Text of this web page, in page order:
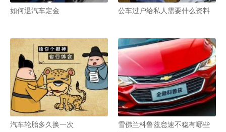
如何退汽车定金 公车过户给私人需要什么资料
汽车轮胎多久换一次
雪佛兰科鲁兹怠速不稳有哪些